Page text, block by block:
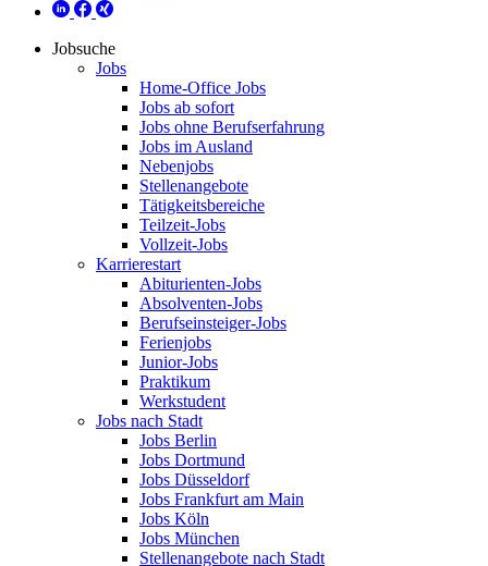
Jobsuche
Jobs
Home-Office Jobs
Jobs ab sofort
Jobs ohne Berufserfahrung
Jobs im Ausland
Nebenjobs
Stellenangebote
Tätigkeitsbereiche
Teilzeit-Jobs
Vollzeit-Jobs
Karrierestart
Abiturienten-Jobs
Absolventen-Jobs
Berufseinsteiger-Jobs
Ferienjobs
Junior-Jobs
Praktikum
Werkstudent
Jobs nach Stadt
Jobs Berlin
Jobs Dortmund
Jobs Düsseldorf
Jobs Frankfurt am Main
Jobs Köln
Jobs München
Stellenangebote nach Stadt